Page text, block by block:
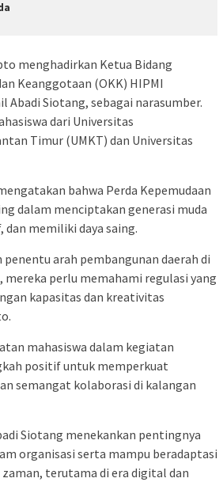
menghadirkan Ketua Bidang
Keanggotaan (OKK) HIPMI
Abadi Siotang, sebagai narasumber.
dari Universitas
Timur (UMKT) dan Universitas
bahwa Perda Kepemudaan
dalam menciptakan generasi muda
memiliki daya saing.
penentu arah pembangunan daerah di
mereka perlu memahami regulasi yang
kapasitas dan kreativitas
mahasiswa dalam kegiatan
positif untuk memperkuat
semangat kolaborasi di kalangan
Siotang menekankan pentingnya
organisasi serta mampu beradaptasi
terutama di era digital dan